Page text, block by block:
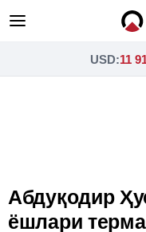
USD:11
Абдуқодир
ёшлари